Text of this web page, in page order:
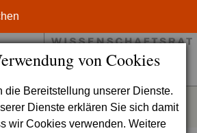
von Cookies
die Bereitstellung unserer Dienste.
Dienste erklären Sie sich damit
wir Cookies verwenden. Weitere